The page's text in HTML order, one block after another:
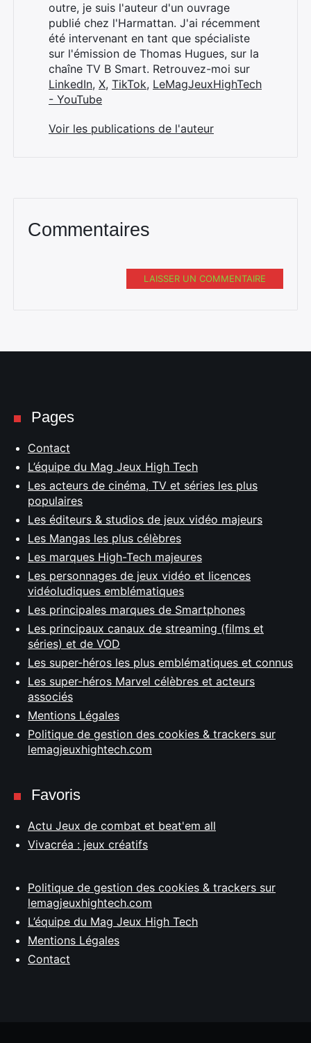
outre, je suis l'auteur d'un ouvrage
publié chez l'Harmattan. J'ai récemment
été intervenant en tant que spécialiste
sur l'émission de Thomas Hugues, sur la
chaîne TV B Smart. Retrouvez-moi sur
LinkedIn, X, TikTok, LeMagJeuxHighTech
- YouTube
Voir les publications de l'auteur
Commentaires
LAISSER UN COMMENTAIRE
Pages
Contact
L’équipe du Mag Jeux High Tech
Les acteurs de cinéma, TV et séries les plus
populaires
Les éditeurs & studios de jeux vidéo majeurs
Les Mangas les plus célèbres
Les marques High-Tech majeures
Les personnages de jeux vidéo et licences
vidéoludiques emblématiques
Les principales marques de Smartphones
Les principaux canaux de streaming (films et
séries) et de VOD
Les super-héros les plus emblématiques et connus
Les super-héros Marvel célèbres et acteurs
associés
Mentions Légales
Politique de gestion des cookies & trackers sur
lemagjeuxhightech.com
Favoris
Actu Jeux de combat et beat'em all
Vivacréa : jeux créatifs
Politique de gestion des cookies & trackers sur
lemagjeuxhightech.com
L’équipe du Mag Jeux High Tech
Mentions Légales
Contact